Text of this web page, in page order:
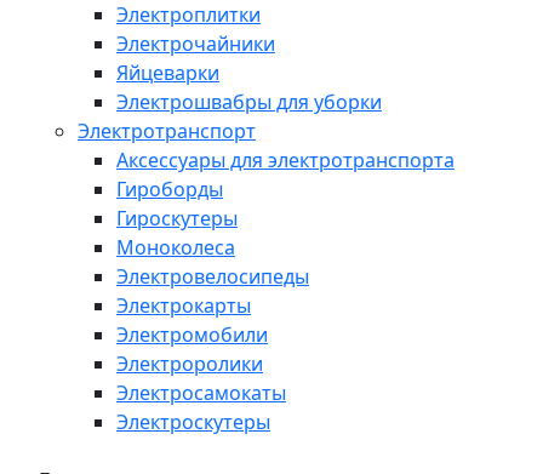
Электроплитки
Электрочайники
Яйцеварки
Электрошвабры для уборки
Электротранспорт
Аксессуары для электротранспорта
Гироборды
Гироскутеры
Моноколеса
Электровелосипеды
Электрокарты
Электромобили
Электроролики
Электросамокаты
Электроскутеры